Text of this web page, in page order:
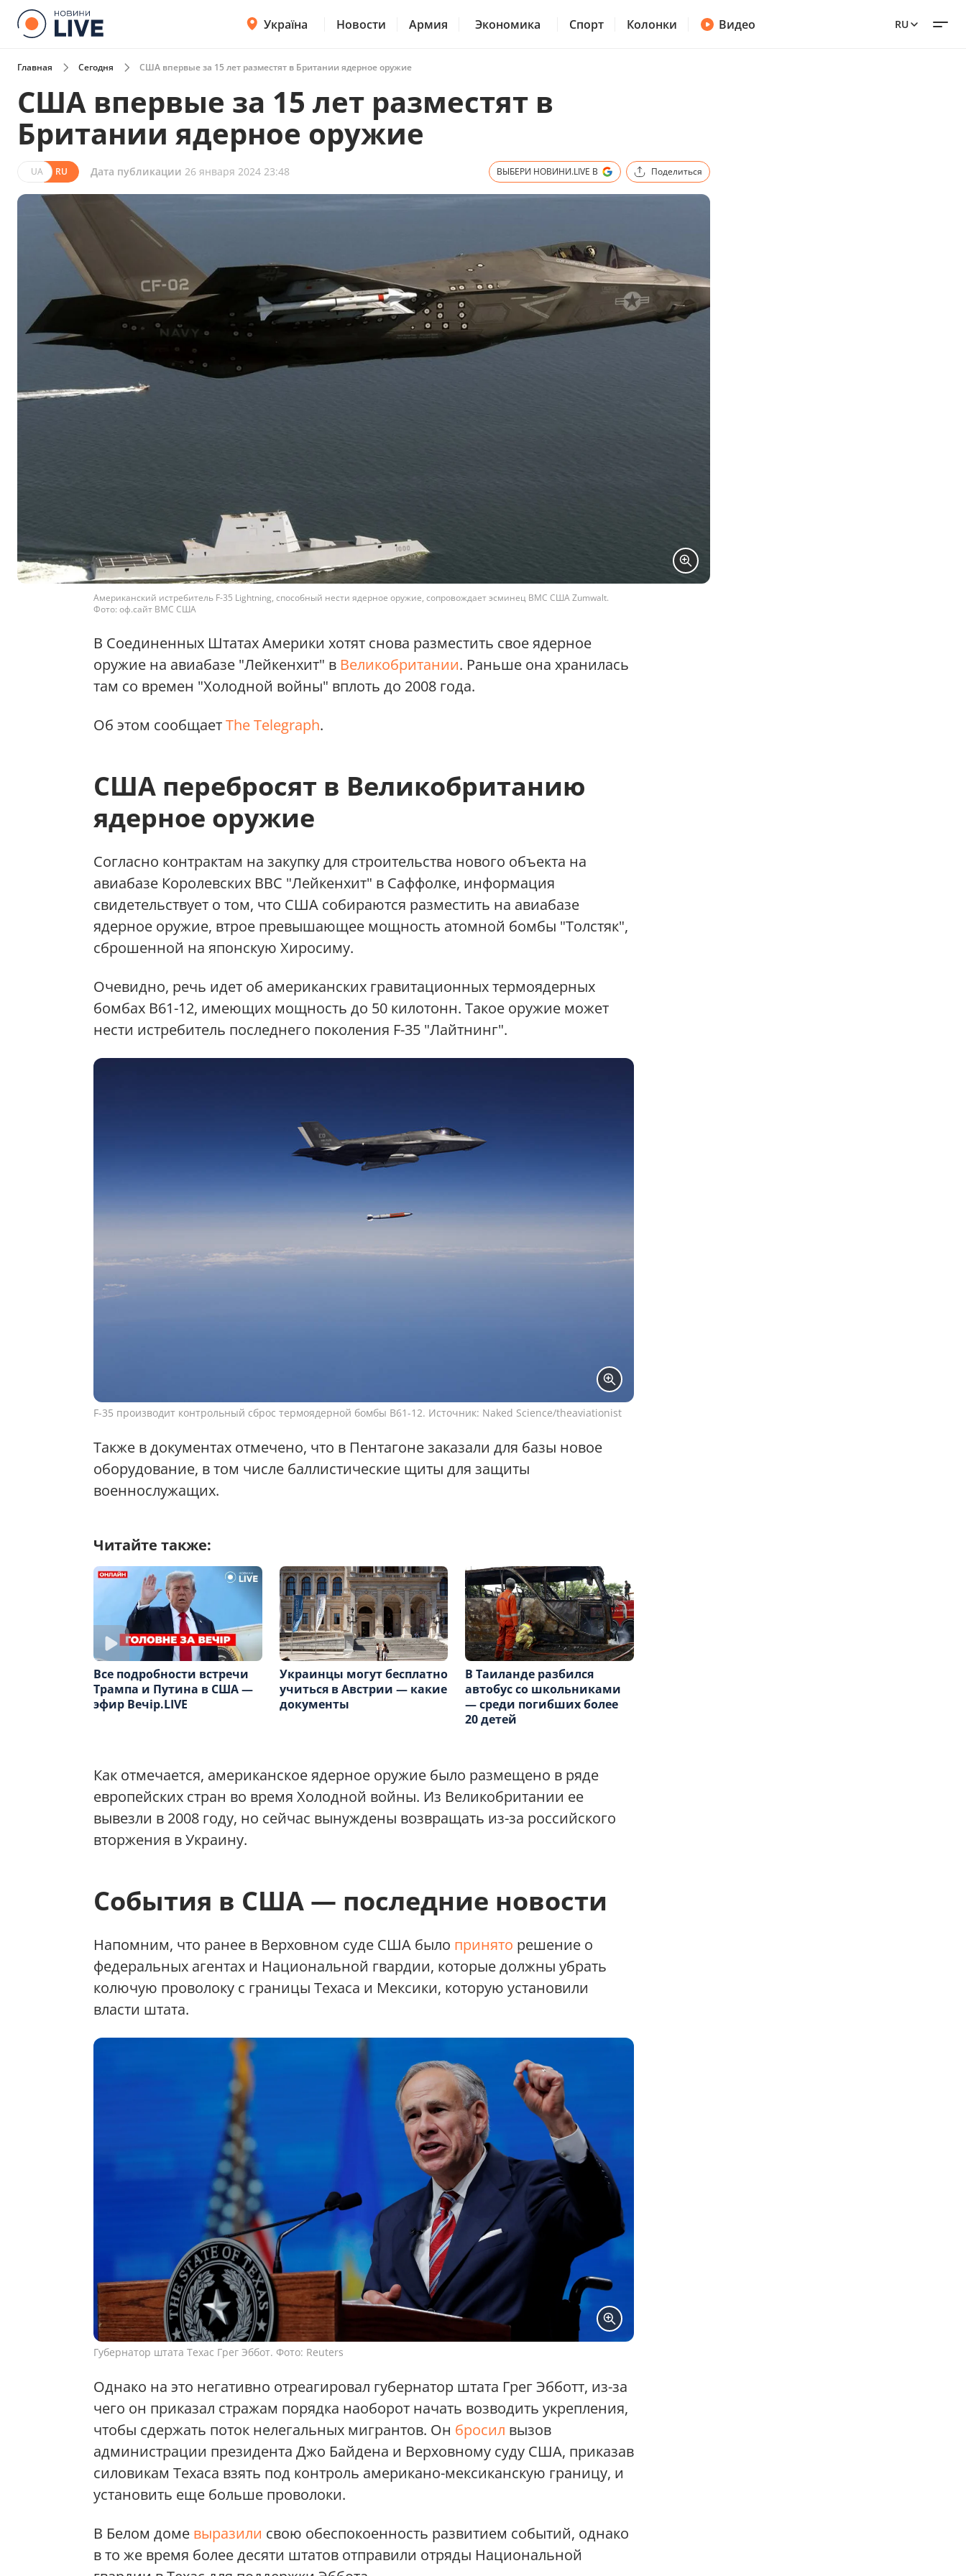
Україна Новости Армия Экономика Спорт Колонки Видео RU
Главная Сегодня США впервые за 15 лет разместят в Британии ядерное оружие
США впервые за 15 лет разместят в
Британии ядерное оружие
UA RU Дата публикации 26 января 2024 23:48 ВЫБЕРИ НОВИНИ.LIVE В Поделиться
Американский истребитель F-35 Lightning, способный нести ядерное оружие, сопровождает эсминец ВМС США Zumwalt.
Фото: оф.сайт ВМС США
В Соединенных Штатах Америки хотят снова разместить свое ядерное
оружие на авиабазе "Лейкенхит" в Великобритании. Раньше она хранилась
там со времен "Холодной войны" вплоть до 2008 года.
Об этом сообщаетThe Telegraph.
США перебросят в Великобританию
ядерное оружие
Согласно контрактам на закупку для строительства нового объекта на
авиабазе Королевских ВВС "Лейкенхит" в Саффолке, информация
свидетельствует о том, что США собираются разместить на авиабазе
ядерное оружие, втрое превышающее мощность атомной бомбы "Толстяк",
сброшенной на японскую Хиросиму.
Очевидно, речь идет об американских гравитационных термоядерных
бомбах B61-12, имеющих мощность до 50 килотонн. Такое оружие может
нести истребитель последнего поколения F-35 "Лайтнинг".
F-35 производит контрольный сброс термоядерной бомбы B61-12. Источник: Naked Science/theaviationist
Также в документах отмечено, что в Пентагоне заказали для базы новое
оборудование, в том числе баллистические щиты для защиты
военнослужащих.
Читайте также:
Все подробности встречи
Трампа и Путина в США —
эфир Вечір.LIVE
Украинцы могут бесплатно
учиться в Австрии — какие
документы
В Таиланде разбился
автобус со школьниками
— среди погибших более
20 детей
Как отмечается, американское ядерное оружие было размещено в ряде
европейских стран во время Холодной войны. Из Великобритании ее
вывезли в 2008 году, но сейчас вынуждены возвращать из-за российского
вторжения в Украину.
События в США — последние новости
Напомним, что ранее в Верховном суде США было принято решение о
федеральных агентах и Национальной гвардии, которые должны убрать
колючую проволоку с границы Техаса и Мексики, которую установили
власти штата.
Губернатор штата Техас Грег Эббот. Фото: Reuters
Однако на это негативно отреагировал губернатор штата Грег Эбботт, из-за
чего он приказал стражам порядка наоборот начать возводить укрепления,
чтобы сдержать поток нелегальных мигрантов. Он бросил вызов
администрации президента Джо Байдена и Верховному суду США, приказав
силовикам Техаса взять под контроль американо-мексиканскую границу, и
установить еще больше проволоки.
В Белом доме выразили свою обеспокоенность развитием событий, однако
в то же время более десяти штатов отправили отряды Национальной